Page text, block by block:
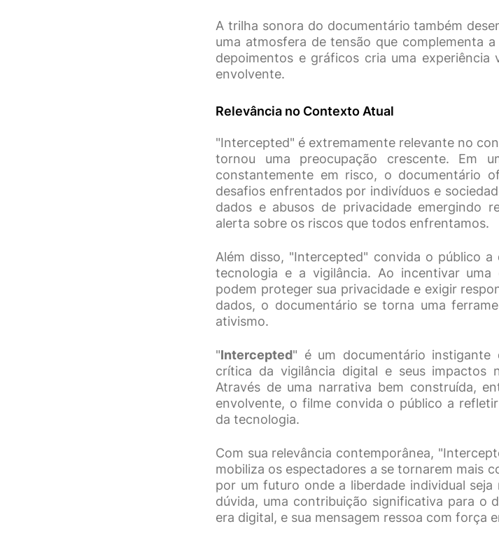
A trilha sonora do documentário também
uma atmosfera de tensão que complementa
depoimentos e gráficos cria uma
envolvente.
Relevância no Contexto Atual
"Intercepted" é extremamente relevante no
tornou uma preocupação crescente. Em
constantemente em risco, o documentário
desafios enfrentados por indivíduos e
dados e abusos de privacidade emergindo
alerta sobre os riscos que todos enfrentamos.
Além disso, "Intercepted" convida o público
tecnologia e a vigilância. Ao incentivar
podem proteger sua privacidade e exigir
dados, o documentário se torna uma
ativismo.
"Intercepted" é um documentário instigante
crítica da vigilância digital e seus impactos
Através de uma narrativa bem construída,
envolvente, o filme convida o público a
da tecnologia.
Com sua relevância contemporânea,
mobiliza os espectadores a se tornarem mais
por um futuro onde a liberdade individual
dúvida, uma contribuição significativa para o
era digital, e sua mensagem ressoa com força